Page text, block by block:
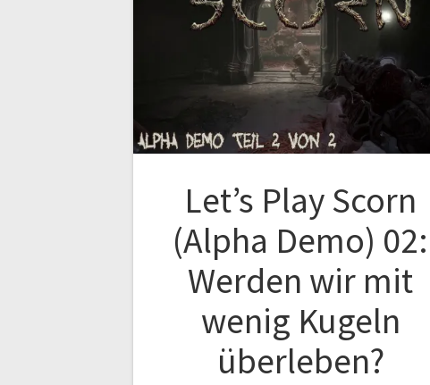
Let’s Play Scorn
(Alpha Demo) 02:
Werden wir mit
wenig Kugeln
überleben?